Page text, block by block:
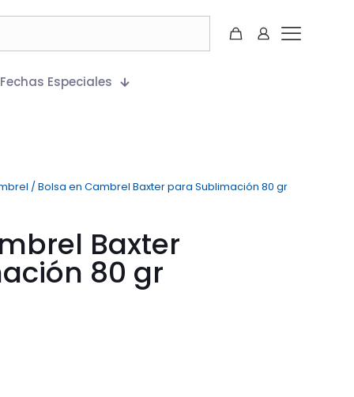
Fechas Especiales
/ Bolsa en Cambrel Baxter para Sublimación 80 gr
Baxter
80 gr